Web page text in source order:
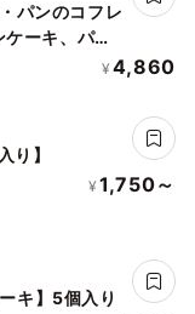
パンのコフレ
ーキ、パウ
¥ 4,860
り】
¥ 1,750～
キ】5個入り